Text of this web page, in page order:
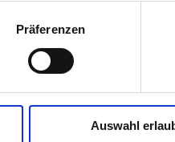
Präferenzen
Auswahl
Flächen zur Extensivierung im
Limnologie
Phosphorwerte